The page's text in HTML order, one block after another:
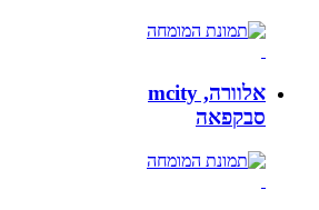
אלוורה, mcity
סבקפאה